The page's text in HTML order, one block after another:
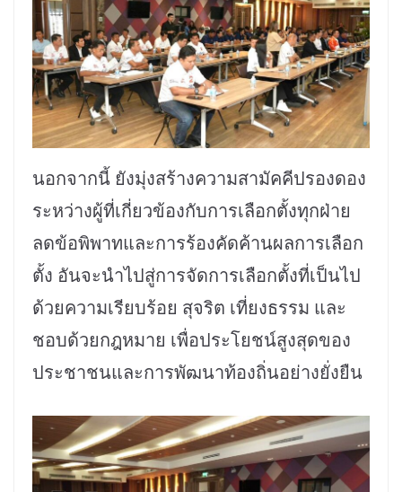
นอกจากนี้ ยังมุ่งสร้างความสามัคคีปรองดอง
ระหว่างผู้ที่เกี่ยวข้องกับการเลือกตั้งทุกฝ่าย
ลดข้อพิพาทและการร้องคัดค้านผลการเลือก
ตั้ง อันจะนำไปสู่การจัดการเลือกตั้งที่เป็นไป
ด้วยความเรียบร้อย สุจริต เที่ยงธรรม และ
ชอบด้วยกฎหมาย เพื่อประโยชน์สูงสุดของ
ประชาชนและการพัฒนาท้องถิ่นอย่างยั่งยืน